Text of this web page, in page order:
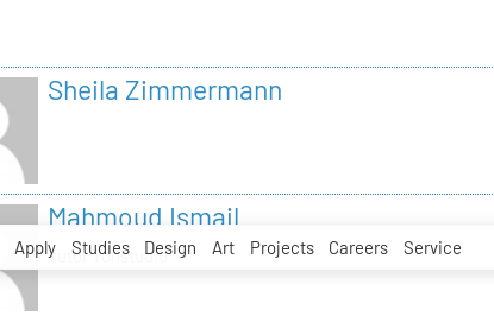
Apply Studies Design Art Projects Careers Service
Sheila Zimmermann
Mahmoud Ismail
Tutor Tonstudio